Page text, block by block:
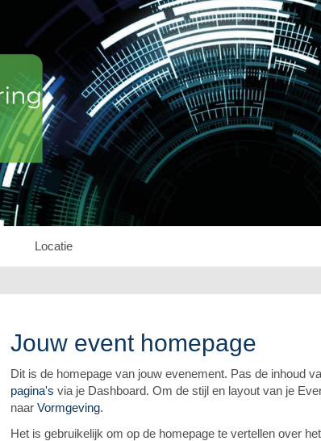
Locatie
Jouw event homepage
Dit is de homepage van jouw evenement. Pas de inhoud
pagina's via je Dashboard. Om de stijl en layout van je
naar Vormgeving.
Het is gebruikelijk om op de homepage te vertellen over